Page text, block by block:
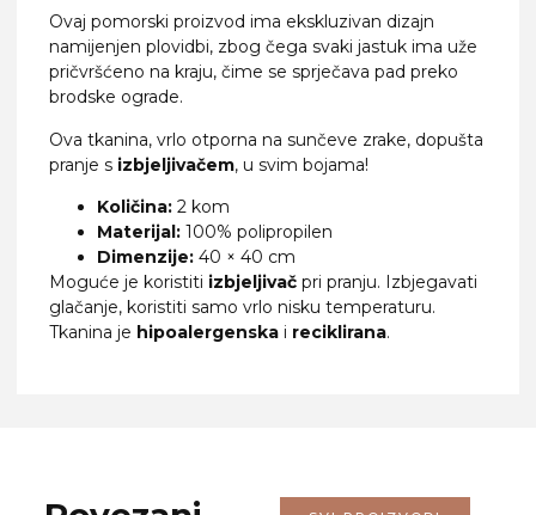
Ovaj pomorski proizvod ima ekskluzivan dizajn
namijenjen plovidbi, zbog čega svaki jastuk ima uže
pričvršćeno na kraju, čime se sprječava pad preko
brodske ograde.
Ova tkanina, vrlo otporna na sunčeve zrake, dopušta
pranje s izbjeljivačem, u svim bojama!
Količina: 2 kom
Materijal: 100% polipropilen
Dimenzije: 40 × 40 cm
Moguće je koristiti izbjeljivač pri pranju. Izbjegavati
glačanje, koristiti samo vrlo nisku temperaturu.
Tkanina je hipoalergenska i reciklirana.